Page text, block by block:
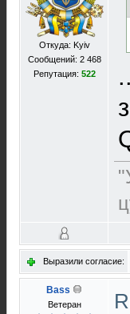
Откуда: Kyiv
Сообщений: 2 468
Репутация: 522
Выразили согласие:
Bass
Ветеран